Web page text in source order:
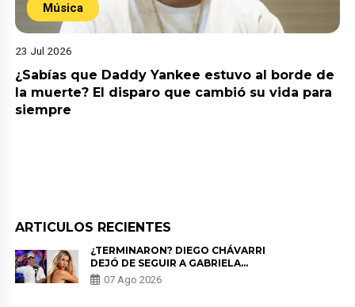
Música
23 Jul 2026
¿Sabías que Daddy Yankee estuvo al borde de
la muerte? El disparo que cambió su vida para
siempre
ARTICULOS RECIENTES
¿TERMINARON? DIEGO CHÁVARRI
DEJÓ DE SEGUIR A GABRIELA
HERRERA Y ANUNCIA SU SALIDA
DE PÓDCAST
07 Ago 2026